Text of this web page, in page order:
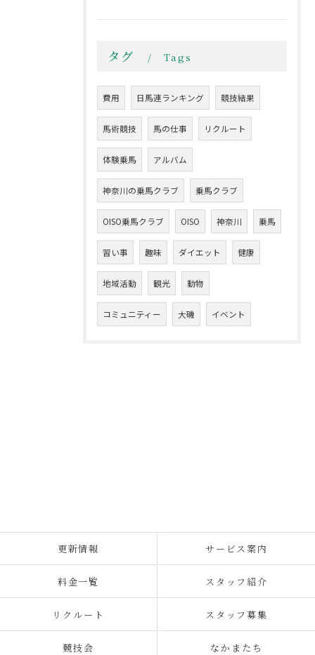
タグ Tags
費用 日馬連ランキング 競技結果
馬術競技 馬の仕事 リクルート
体験乗馬 アルバム
神奈川の乗馬クラブ 乗馬クラブ
OISO乗馬クラブ OISO 神奈川 乗馬
習い事 趣味 ダイエット 健康
地域活動 観光 動物
コミュニティー 大磯 イベント
更新情報 サービス案内
料金一覧 スタッフ紹介
リクルート スタッフ募集
競技会 なかまたち